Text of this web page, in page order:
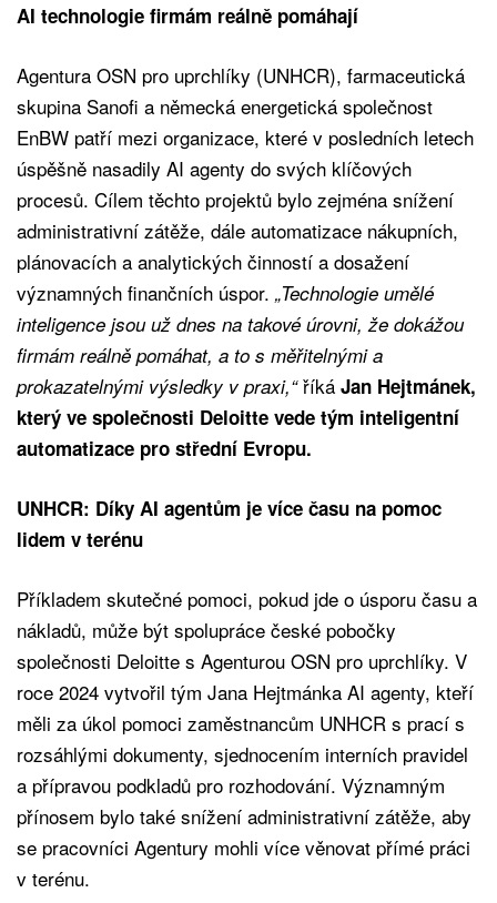
AI technologie firmám reálně pomáhají
Agentura OSN pro uprchlíky (UNHCR), farmaceutická
skupina Sanofi a německá energetická společnost
EnBW patří mezi organizace, které v posledních letech
úspěšně nasadily AI agenty do svých klíčových
procesů. Cílem těchto projektů bylo zejména snížení
administrativní zátěže, dále automatizace nákupních,
plánovacích a analytických činností a dosažení
významných finančních úspor. „Technologie umělé
inteligence jsou už dnes na takové úrovni, že dokážou
firmám reálně pomáhat, a to s měřitelnými a
prokazatelnými výsledky v praxi,“říká Jan Hejtmánek,
který ve společnosti Deloitte vede tým inteligentní
automatizace pro střední Evropu.
UNHCR: Díky AI agentům je více času na pomoc
lidem v terénu
Příkladem skutečné pomoci, pokud jde o úsporu času a
nákladů, může být spolupráce české pobočky
společnosti Deloitte s Agenturou OSN pro uprchlíky. V
roce 2024 vytvořil tým Jana Hejtmánka AI agenty, kteří
měli za úkol pomoci zaměstnancům UNHCR s prací s
rozsáhlými dokumenty, sjednocením interních pravidel
a přípravou podkladů pro rozhodování. Významným
přínosem bylo také snížení administrativní zátěže, aby
se pracovníci Agentury mohli více věnovat přímé práci
v terénu.